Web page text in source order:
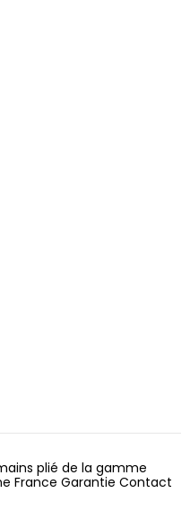
mains plié de la gamme
France Garantie Contact